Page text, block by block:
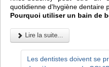
quotidienne d'hygiène dentaire
Pourquoi utiliser un bain de
Lire la suite...
Les dentistes doivent se